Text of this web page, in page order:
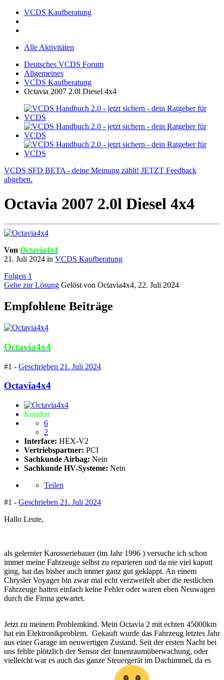
VCDS Kaufberatung
Alle Aktivitäten
Deutsches VCDS Forum
Allgemeines
VCDS Kaufberatung
Octavia 2007 2.0l Diesel 4x4
VCDS SFD BETA - deine Meinung zählt! JETZT Feedback
abgeben.
Octavia 2007 2.0l Diesel 4x4
Von Octavia4x4
21. Juli 2024 in VCDS Kaufberatung
Folgen 1
Gehe zur Lösung Gelöst von Octavia4x4, 22. Juli 2024
Empfohlene Beiträge
Octavia4x4
#1 - Geschrieben 21. Juli 2024
Octavia4x4
Kunden
6
2
Interface: HEX-V2
Vertriebspartner: PCI
Sachkunde Airbag: Nein
Sachkunde HV-Systeme: Nein
Teilen
#1 - Geschrieben 21. Juli 2024
Hallo Leute,
als gelernter Karosseriebauer (im Jahr 1996 ) versuche ich schon
immer meine Fahrzeuge selbst zu reparieren und da nie viel kaputt
ging, hat das bisher auch immer ganz gut geklappt. An einem
Chrysler Voyager bin zwar mal echt verzweifelt aber die restlichen
Fahrzeuge hatten einfach keine Fehler oder waren eben Neuwagen
durch die Firma gewartet.
Jetzt zu meinem Problemkind. Mein Octavia 2 mit echten 45000km
hat ein Elektronikproblem. Gekauft wurde das Fahrzeug letztes Jahr
aus einer Garage im neuwertigen Zustand. Seit der ersten Nacht bei
uns fehlte plötzlich der Sensor der Innenraumüberwachung, oder
vielleicht war es auch das ganze Steuergerät im Dachimmel, da es